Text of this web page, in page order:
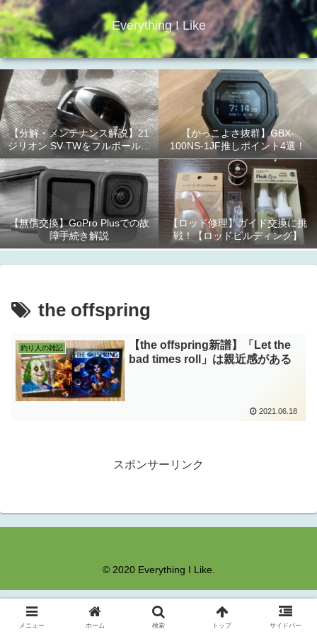
Everything I Like
【分解・メンテナンス解説】21
ジリオン SV TWをフルボールベ
アリング化！
【かっこよさ抜群】GBX-
100NS-1JF推しポイント4選！
【無償交換】GoPro Plusでの故
障手続き解説
【ロッド修理】ガイド交換に挑
戦！【ロッドビルディング】
the offspring
釣り人の雑記
【the offspring新譜】「Let the
bad times roll」は親近感がある
2021.06.18
スポンサーリンク
© 2020 Everything I Like.
メニュー ホーム 検索 トップ サイドバー